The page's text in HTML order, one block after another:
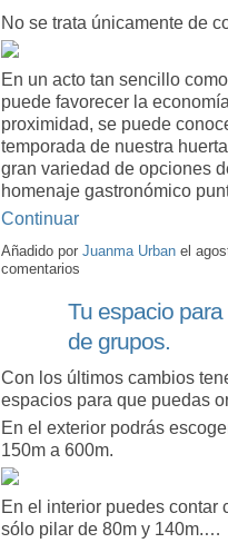
No se trata únicamente de
En un acto tan sencillo
puede favorecer la
proximidad, se puede
temporada de nuestra
gran variedad de opciones
homenaje gastronómico
Continuar
Añadido por Juanma Urban el
comentarios
Tu espacio
de grupos.
Con los últimos cambios
espacios para que puedas
En el exterior podrás
150m a 600m.
En el interior puedes contar
sólo pilar de 80m y 140m.…